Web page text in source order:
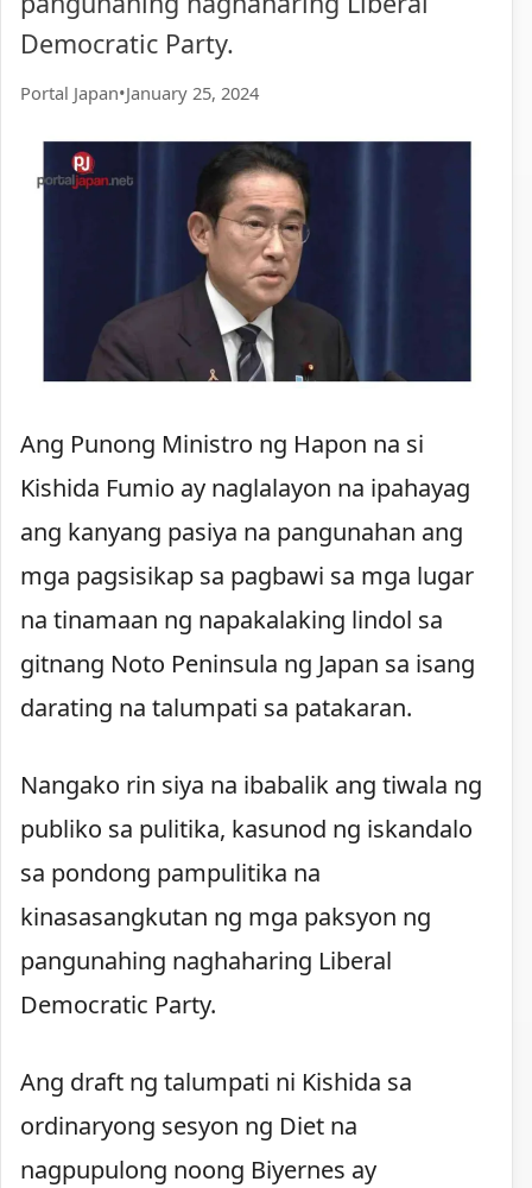
Democratic Party.
Portal Japan•January 25, 2024
Ang Punong Ministro ng Hapon na si
Kishida Fumio ay naglalayon na ipahayag
ang kanyang pasiya na pangunahan ang
mga pagsisikap sa pagbawi sa mga lugar
na tinamaan ng napakalaking lindol sa
gitnang Noto Peninsula ng Japan sa isang
darating na talumpati sa patakaran.
Nangako rin siya na ibabalik ang tiwala ng
publiko sa pulitika, kasunod ng iskandalo
sa pondong pampulitika na
kinasasangkutan ng mga paksyon ng
pangunahing naghaharing Liberal
Democratic Party.
Ang draft ng talumpati ni Kishida sa
ordinaryong sesyon ng Diet na
nagpupulong noong Biyernes ay